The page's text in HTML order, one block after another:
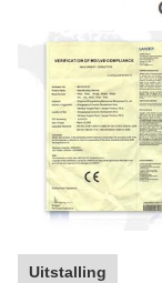
Uitstalling